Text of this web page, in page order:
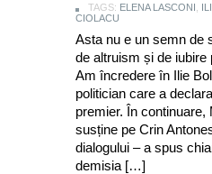
TAGS: ELENA LASCONI
CIOLACU
Asta nu e un semn de
de altruism și de iubire
Am încredere în Ilie
politician care a
premier. În
susține pe Crin
dialogului – a spus
demisia […]